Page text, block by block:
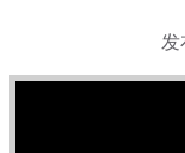
发